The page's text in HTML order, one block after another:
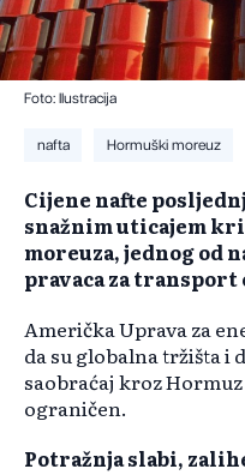
Foto: Ilustracija
nafta Hormuški moreuz
​Cijene nafte
snažnim uticajem
moreuza, jednog od
pravaca za transport
Američka Uprava za
da su globalna tržišta i
saobraćaj kroz
ograničen.
Potražnja slabi,